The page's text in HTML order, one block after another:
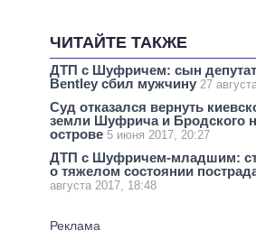
ЧИТАЙТЕ ТАКЖЕ
ДТП с Шуфричем: сын
Bentley сбил мужчину 27
Суд отказался вернуть
земли Шуфрича и Бродского
острове 5 июня 2017, 20:27
ДТП с Шуфричем-младшим:
о тяжелом состоянии
августа 2017, 18:48